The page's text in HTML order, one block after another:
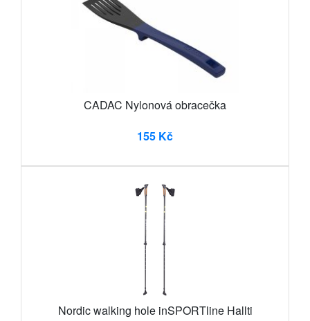
CADAC Nylonová obracečka
155 Kč
Nordic walking hole inSPORTline Hallti